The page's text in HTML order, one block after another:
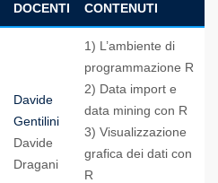
DOCENTI CONTENUTI
Davide
Gentilini
Davide
Dragani
1) L’ambiente di
programmazione R
2) Data import e
data mining con R
3) Visualizzazione
grafica dei dati con
R